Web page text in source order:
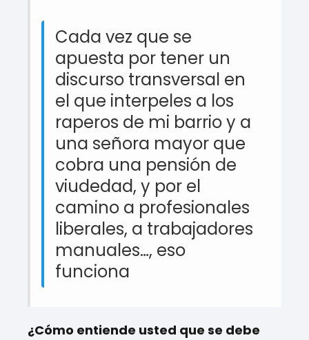
Cada vez que se
apuesta por tener un
discurso transversal en
el que interpeles a los
raperos de mi barrio y a
una señora mayor que
cobra una pensión de
viudedad, y por el
camino a profesionales
liberales, a trabajadores
manuales…, eso
funciona
¿Cómo entiende usted que se debe